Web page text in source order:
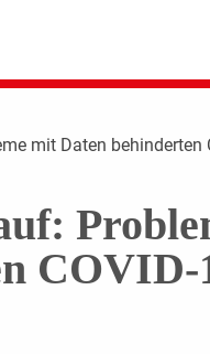
mit Daten behinderten
COVID-